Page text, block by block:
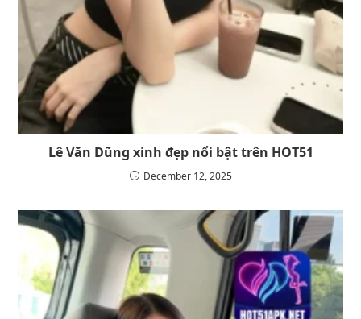
Lê Văn Dũng xinh đẹp nổi bật trên HOT51
December 12, 2025